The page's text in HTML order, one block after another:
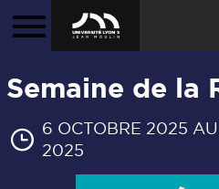
Semaine de la
6 OCTOBRE 2025
2025